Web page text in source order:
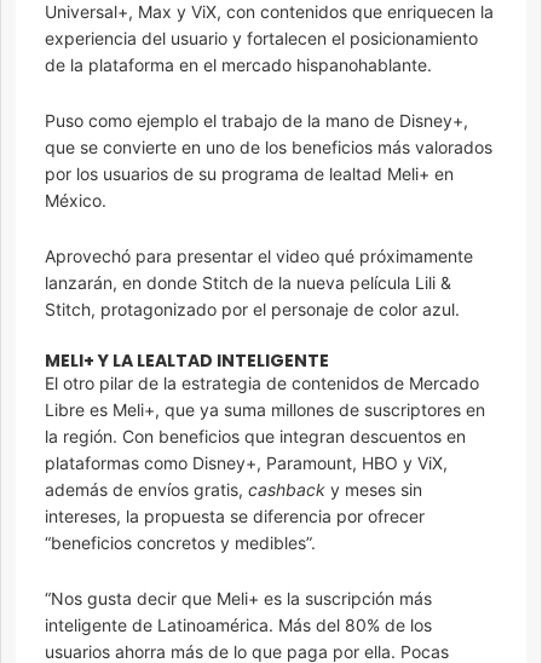
Universal+, Max y ViX, con contenidos que enriquecen la
experiencia del usuario y fortalecen el posicionamiento
de la plataforma en el mercado hispanohablante.
Puso como ejemplo el trabajo de la mano de Disney+,
que se convierte en uno de los beneficios más valorados
por los usuarios de su programa de lealtad Meli+ en
México.
Aprovechó para presentar el video qué próximamente
lanzarán, en donde Stitch de la nueva película Lili &
Stitch, protagonizado por el personaje de color azul.
MELI+ Y LA LEALTAD INTELIGENTE
El otro pilar de la estrategia de contenidos de Mercado
Libre es Meli+, que ya suma millones de suscriptores en
la región. Con beneficios que integran descuentos en
plataformas como Disney+, Paramount, HBO y ViX,
además de envíos gratis, cashback y meses sin
intereses, la propuesta se diferencia por ofrecer
“beneficios concretos y medibles”.
“Nos gusta decir que Meli+ es la suscripción más
inteligente de Latinoamérica. Más del 80% de los
usuarios ahorra más de lo que paga por ella. Pocas